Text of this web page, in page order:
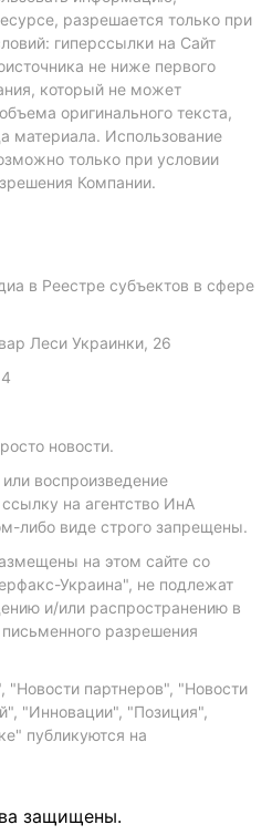
разрешается только при
гиперссылки на Сайт
не ниже первого
который не может
оригинального текста,
материала. Использование
только при условии
Компании.
в Реестре субъектов в сфере
Леси Украинки, 26
новости.
воспроизведение
на агентство ИнА
либо виде строго запрещены.
на этом сайте со
Украина", не подлежат
и/или распространению в
разрешения
партнеров", "Новости
"Инновации", "Позиция",
публикуются на
защищены.